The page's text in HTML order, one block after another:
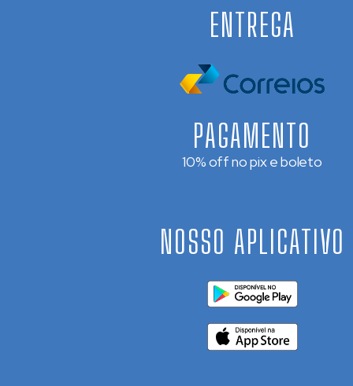
PAGAMENTO
10% off no pix e boleto
ENTREGA
NOSSO APLICATIVO